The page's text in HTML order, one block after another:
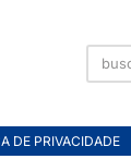
DE PRIVACIDADE